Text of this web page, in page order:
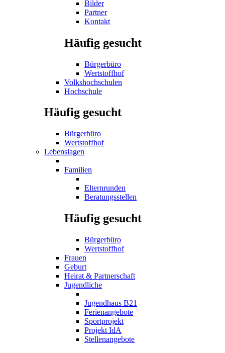
Bilder
Partner
Kontakt
Häufig gesucht
Bürgerbüro
Wertstoffhof
Volkshochschulen
Hochschule
Häufig gesucht
Bürgerbüro
Wertstoffhof
Lebenslagen
Familien
Elternrunden
Beratungsstellen
Häufig gesucht
Bürgerbüro
Wertstoffhof
Frauen
Geburt
Heirat & Partnerschaft
Jugendliche
Jugendhaus B21
Ferienangebote
Sportprojekt
Projekt IdA
Stellenangebote